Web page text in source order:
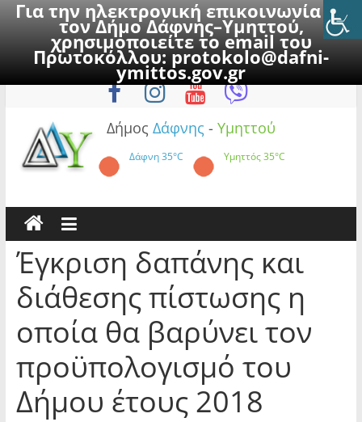
Για την ηλεκτρονική επικοινωνία με
τον Δήμο Δάφνης–Υμηττού,
χρησιμοποιείτε το email του
Πρωτοκόλλου:protokolo@dafni-
ymittos.gov.gr
to
Σάββατο, 8 Αυγούστου 2026
Δήμος Δάφνης - Υμηττού
Δάφνη35°C Υμηττός35°C
Έγκριση δαπάνης και
διάθεσης πίστωσης η
οποία θα βαρύνει τον
προϋπολογισμό του
Δήμου έτους 2018